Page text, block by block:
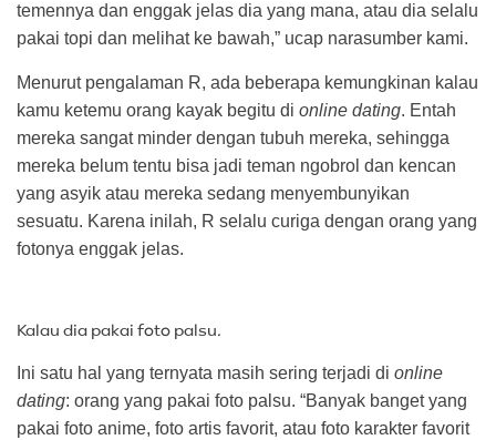
temennya dan enggak jelas dia yang mana, atau dia selalu
pakai topi dan melihat ke bawah,” ucap narasumber kami.
Menurut pengalaman R, ada beberapa kemungkinan kalau
kamu ketemu orang kayak begitu di online dating. Entah
mereka sangat minder dengan tubuh mereka, sehingga
mereka belum tentu bisa jadi teman ngobrol dan kencan
yang asyik atau mereka sedang menyembunyikan
sesuatu. Karena inilah, R selalu curiga dengan orang yang
fotonya enggak jelas.
Kalau dia pakai foto palsu.
Ini satu hal yang ternyata masih sering terjadi di online
dating: orang yang pakai foto palsu. “Banyak banget yang
pakai foto anime, foto artis favorit, atau foto karakter favorit